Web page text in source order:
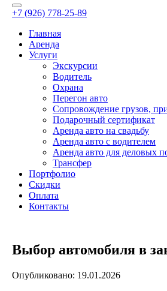
+7 (926) 778-25-89
Главная
Аренда
Услуги
Экскурсии
Водитель
Охрана
Перегон авто
Сопровождение грузов,
Подарочный сертификат
Аренда авто на свадьбу
Аренда авто с водителем
Аренда авто для деловых
Трансфер
Портфолио
Скидки
Оплата
Контакты
Выбор автомобиля в
Опубликовано: 19.01.2026